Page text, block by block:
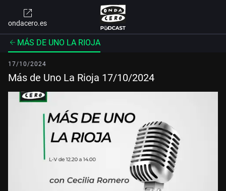
ondacero.es
MÁS DE UNO LA RIOJA
17/10/2024
Más de Uno La Rioja 17/10/2024